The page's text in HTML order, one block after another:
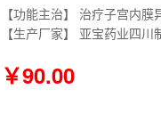
【功能主治】 治疗子宫内膜
【生产厂家】 亚宝药业四川
￥90.00